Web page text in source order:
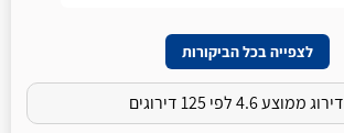
לצפייה בכל הביקורות
דירוג ממוצע 4.6 לפי 125 דירוגים